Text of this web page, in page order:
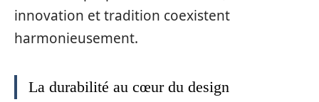
innovation et tradition coexistent
harmonieusement.
La durabilité au cœur du design